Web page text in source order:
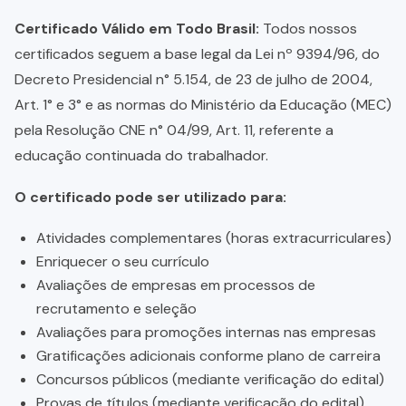
Certificado Válido em Todo Brasil: Todos nossos
certificados seguem a base legal da Lei nº 9394/96, do
Decreto Presidencial n° 5.154, de 23 de julho de 2004,
Art. 1° e 3° e as normas do Ministério da Educação (MEC)
pela Resolução CNE n° 04/99, Art. 11, referente a
educação continuada do trabalhador.
O certificado pode ser utilizado para:
Atividades complementares (horas extracurriculares)
Enriquecer o seu currículo
Avaliações de empresas em processos de
recrutamento e seleção
Avaliações para promoções internas nas empresas
Gratificações adicionais conforme plano de carreira
Concursos públicos (mediante verificação do edital)